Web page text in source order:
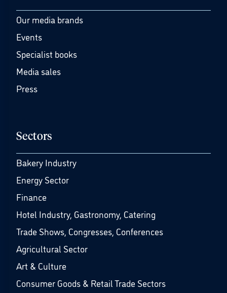
Our media brands
Events
Specialist books
Media sales
Press
Sectors
Bakery Industry
Energy Sector
Finance
Hotel Industry, Gastronomy, Catering
Trade Shows, Congresses, Conferences
Agricultural Sector
Art & Culture
Consumer Goods & Retail Trade Sectors